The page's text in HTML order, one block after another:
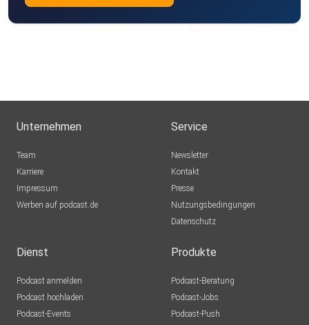
Unternehmen
Team
Karriere
Impressum
Werben auf podcast.de
Service
Newsletter
Kontakt
Presse
Nutzungsbedingungen
Datenschutz
Dienst
Podcast anmelden
Podcast hochladen
Podcast-Events
Produkte
Podcast-Beratung
Podcast-Jobs
Podcast-Push